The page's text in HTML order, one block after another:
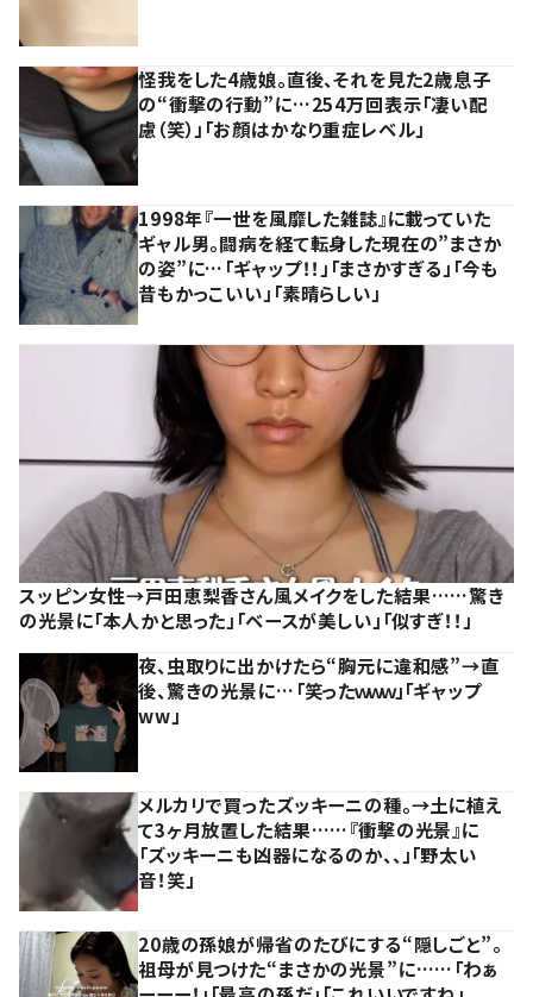
怪我をした4歳娘。直後、それを見た2歳息子
の“衝撃の行動”に…254万回表示「凄い配
慮（笑）」「お顔はかなり重症レベル」
1998年『一世を風靡した雑誌』に載っていた
ギャル男。闘病を経て転身した現在の”まさか
の姿”に…「ギャップ！！」「まさかすぎる」「今も
昔もかっこいい」「素晴らしい」
スッピン女性→戸田恵梨香さん風メイクをした結果……驚き
の光景に「本人かと思った」「ベースが美しい」「似すぎ！！」
夜、虫取りに出かけたら“胸元に違和感”→直
後、驚きの光景に…「笑ったｗｗｗ」「ギャップ
ww」
メルカリで買ったズッキーニの種。→土に植え
て3ヶ月放置した結果……『衝撃の光景』に
「ズッキーニも凶器になるのか、、」「野太い
音！笑」
20歳の孫娘が帰省のたびにする“隠しごと”。
祖母が見つけた“まさかの光景”に……「わぁ